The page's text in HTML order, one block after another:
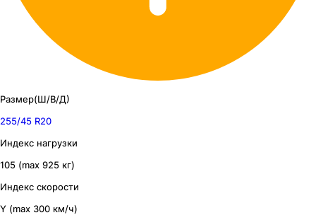
Размер(Ш/В/Д)
255/45 R20
Индекс нагрузки
105 (max 925 кг)
Индекс скорости
Y (max 300 км/ч)